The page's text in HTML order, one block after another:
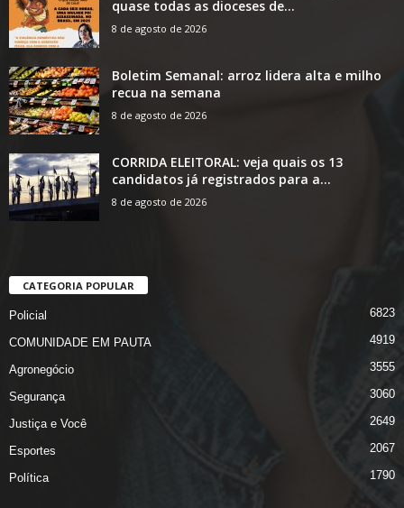
quase todas as dioceses de...
8 de agosto de 2026
Boletim Semanal: arroz lidera alta e milho
recua na semana
8 de agosto de 2026
CORRIDA ELEITORAL: veja quais os 13
candidatos já registrados para a...
8 de agosto de 2026
CATEGORIA POPULAR
Policial 6823
COMUNIDADE EM PAUTA 4919
Agronegócio 3555
Segurança 3060
Justiça e Você 2649
Esportes 2067
Política 1790